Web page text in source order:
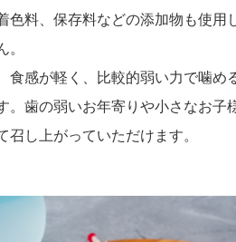
色料、保存料などの添加物も使用
。
食感が軽く、比較的弱い力で噛め
。歯の弱いお年寄りや小さなお子
召し上がっていただけます。